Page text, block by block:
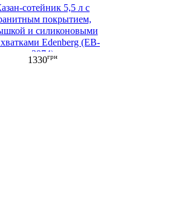
сотейник 5,5 л с
покрытием,
и силиконовыми
Edenberg (EB-
3974)
1330грн